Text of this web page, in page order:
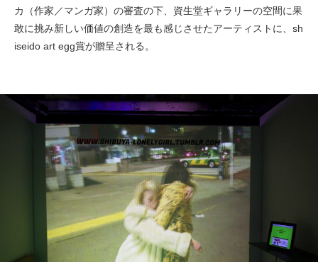
カ（作家／マンガ家）の審査の下、資生堂ギャラリーの空間に果
敢に挑み新しい価値の創造を最も感じさせたアーティストに、sh
iseido art egg賞が贈呈される。